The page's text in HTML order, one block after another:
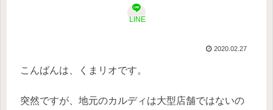
LINE
2020.02.27
こんばんは、くまリオです。
突然ですが、地元のカルディは大型店舗ではないの